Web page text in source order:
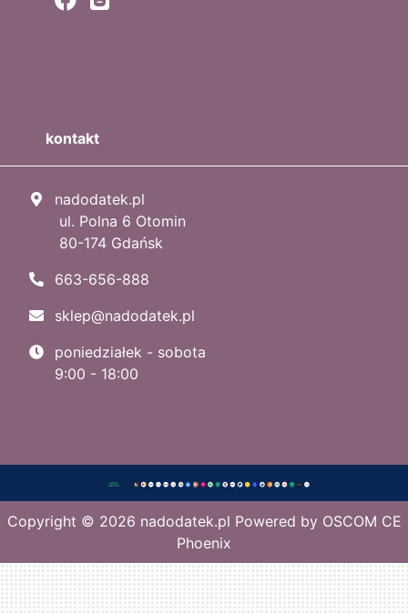
kontakt
nadodatek.pl
ul. Polna 6 Otomin
80-174 Gdańsk
663-656-888
sklep@nadodatek.pl
poniedziałek - sobota
9:00 - 18:00
Copyright © 2026 nadodatek.pl Powered by OSCOM CE
Phoenix